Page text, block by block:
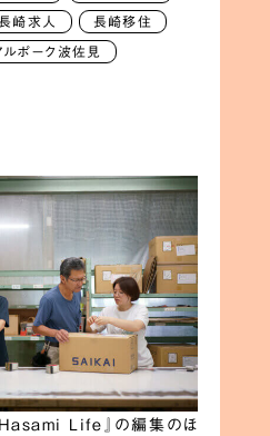
崎求人 長崎移住
ルポーク波佐見
Hasami Life』の編集のほ